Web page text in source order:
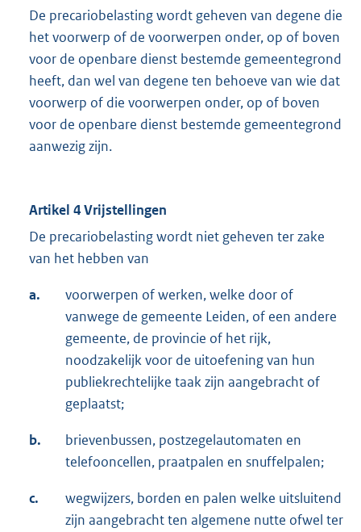
De precariobelasting wordt geheven van degene die
het voorwerp of de voorwerpen onder, op of boven
voor de openbare dienst bestemde gemeentegrond
heeft, dan wel van degene ten behoeve van wie dat
voorwerp of die voorwerpen onder, op of boven
voor de openbare dienst bestemde gemeentegrond
aanwezig zijn.
Artikel 4 Vrijstellingen
De precariobelasting wordt niet geheven ter zake
van het hebben van
a.
voorwerpen of werken, welke door of
vanwege de gemeente Leiden, of een andere
gemeente, de provincie of het rijk,
noodzakelijk voor de uitoefening van hun
publiekrechtelijke taak zijn aangebracht of
geplaatst;
b.
brievenbussen, postzegelautomaten en
telefooncellen, praatpalen en snuffelpalen;
c.
wegwijzers, borden en palen welke uitsluitend
zijn aangebracht ten algemene nutte ofwel ter